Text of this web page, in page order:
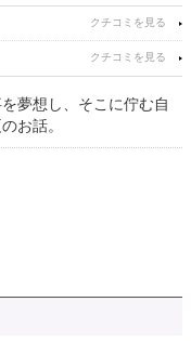
夢想し、そこに佇む自
お話。